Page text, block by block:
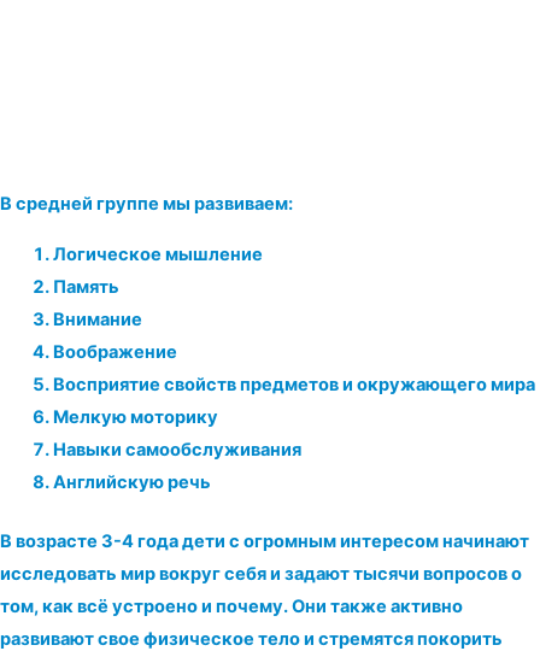
В средней группе мы развиваем:
Логическое мышление
Память
Внимание
Воображение
Восприятие свойств предметов и окружающего мира
Мелкую моторику
Навыки самообслуживания
Английскую речь
В возрасте 3-4 года дети с огромным интересом начинают
исследовать мир вокруг себя и задают тысячи вопросов о
том, как всё устроено и почему. Они также активно
развивают свое физическое тело и стремятся покорить